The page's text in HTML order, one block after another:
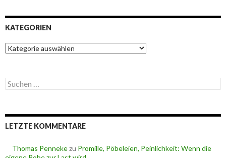
KATEGORIEN
K
a
g
o
n
S
u
e
n
c
LETZTE KOMMENTARE
Thomas Pennekezu Promille, Pöbeleien, Peinlichkeit: Wenn die